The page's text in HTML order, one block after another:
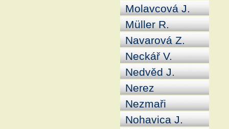
Molavcová J.
Müller R.
Navarová Z.
Neckář V.
Nedvěd J.
Nerez
Nezmaři
Nohavica J.